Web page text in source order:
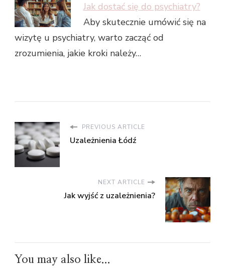
Jak dostać się do psychiatry?
Aby skutecznie umówić się na
wizytę u psychiatry, warto zacząć od
zrozumienia, jakie kroki należy…
PREVIOUS ARTICLE
Uzależnienia Łódź
NEXT ARTICLE
Jak wyjść z uzależnienia?
You may also like...